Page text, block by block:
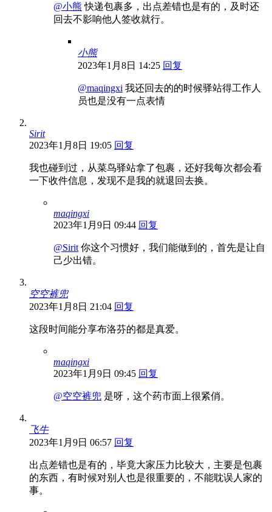
@小熊 快递包裹多，出点差错也是有的，及时还
回去不影响他人签收就行。
小熊
2023年1月8日 14:25 回复
@maqingxi 我还回去的的时候驿站得工作人
员也是没有一点表情
Sirit
2023年1月8日 19:05 回复
我也碰到过，从菜鸟驿站拿了包裹，还好我每次都会看
一下收件信息，发现不是我的就退回去换。
maqingxi
2023年1月9日 09:44 回复
@Sirit 你这个习惯好，我们能做到的，首先是让自
己少出错。
空空裤兜
2023年1月8日 21:04 回复
这段时间能分享布洛芬的都是真爱。
maqingxi
2023年1月9日 09:45 回复
@空空裤兜 是呀，这个药市面上很紧俏。
飞牛
2023年1月9日 06:57 回复
出点差错也是有的，毕竟大家压力比较大，主要是包裹
的东西，有时候对别人也是很重要的，不能耽误人家的
事。